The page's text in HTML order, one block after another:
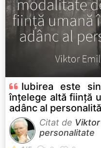
Iubirea este
înțelege altă ființă
adânc al
Citat de
personalitate